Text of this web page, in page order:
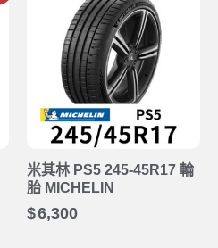
米其林 PS5 245-45R17 輪
胎 MICHELIN
6,300